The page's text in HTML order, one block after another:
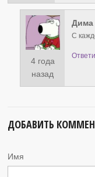
4 года
назад
Дима
С
ДОБАВИТЬ
Имя